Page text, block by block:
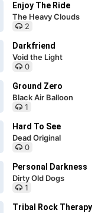
Enjoy The Ride
The Heavy Clouds
2
Darkfriend
Void the Light
0
Ground Zero
Black Air Balloon
1
Hard To See
Dead Original
0
Personal Darkness
Dirty Old Dogs
1
Tribal Rock Therapy